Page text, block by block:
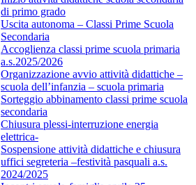
di primo grado
Uscita autonoma – Classi Prime Scuola
Secondaria
Accoglienza classi prime scuola primaria
a.s.2025/2026
Organizzazione avvio attività didattiche –
scuola dell’infanzia – scuola primaria
Sorteggio abbinamento classi prime scuola
secondaria
Chiusura plessi-interruzione energia
elettrica-
Sospensione attività didattiche e chiusura
uffici segreteria –festività pasquali a.s.
2024/2025